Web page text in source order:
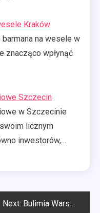
Kraków
barmana na wesele w
znacząco wpłynąć
Szczecin
w Szczecinie
licznym
inwestorów,…
Next: Bulimia Warszawa